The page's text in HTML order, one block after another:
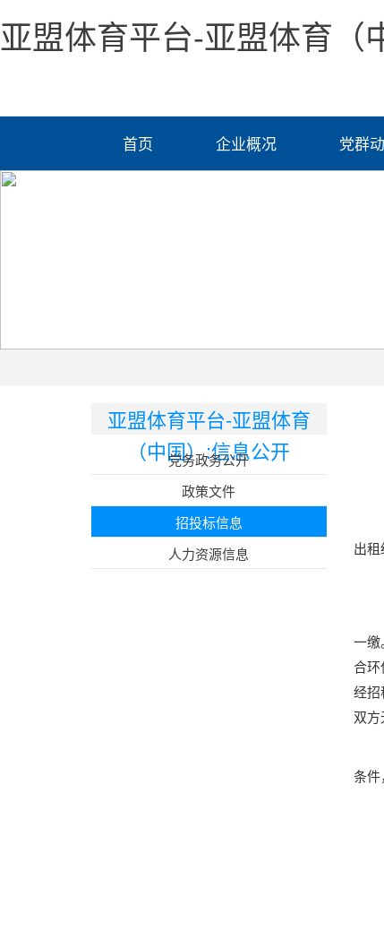
亚盟体育平台-亚盟体育（
首页 企业概况 党群
亚盟体育平台-亚盟体育
（中国）:信息公开
党务政务公开
政策文件
招投标信息
人力资源信息
出租
一缴
合环
经招
双
条件